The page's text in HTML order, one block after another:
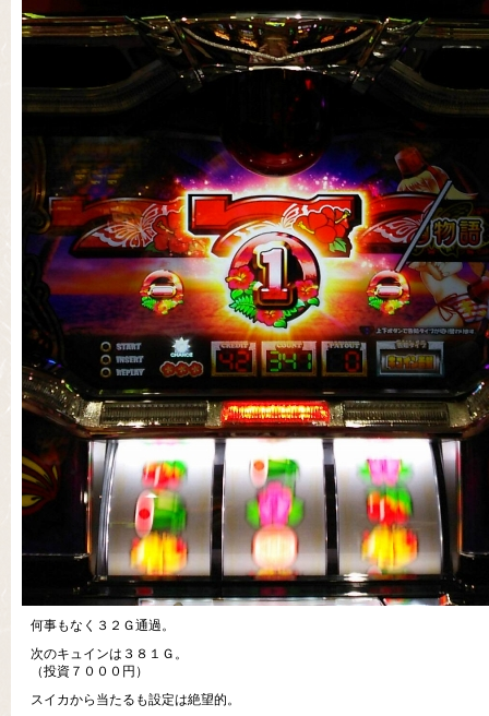
何事もなく３２Ｇ通過。
次のキュインは３８１Ｇ。
（投資７０００円）
スイカから当たるも設定は絶望的。